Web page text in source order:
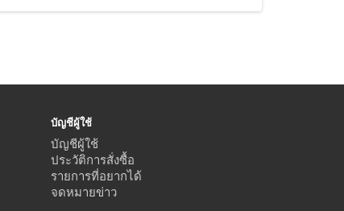
บัญชีผู้ใช้
บัญชีผู้ใช้
ประวัติการสั่งซื้อ
รายการที่อยากได้
จดหมายข่าว